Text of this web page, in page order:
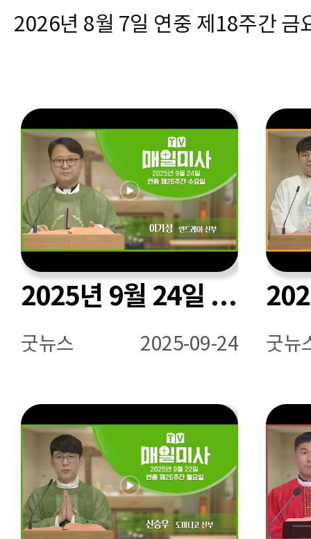
2025년 9월 24일 연중 제25주간 수요일 매일미사ㅣ이기성 안드레아 신부 집전
굿뉴스 2025-09-24 굿뉴